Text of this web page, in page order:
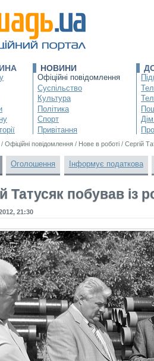
НОВИНИ
Офіційні повідомлення
Суспільство
Культура
Політика
Спорт
Привітання
/ Офіційні повідомлення / Нове в роботі / Сергій
Оголошення Інформує податкова
Татусяк побував
21:30